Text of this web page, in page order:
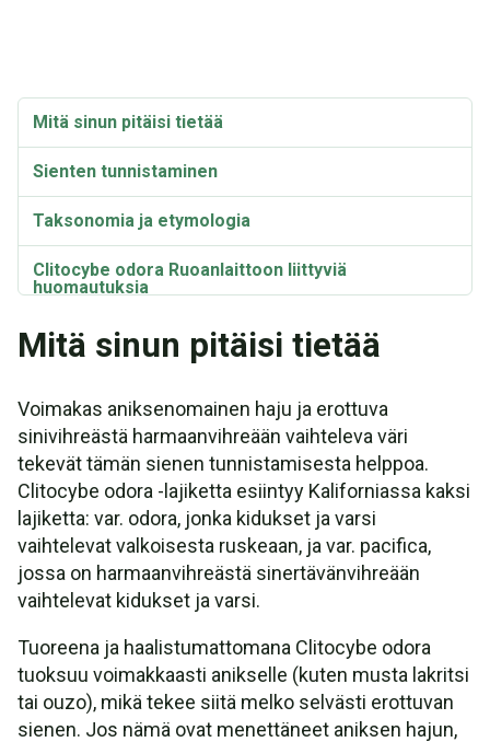
Mitä sinun pitäisi tietää
Sienten tunnistaminen
Taksonomia ja etymologia
Clitocybe odora Ruoanlaittoon liittyviä
huomautuksia
Mitä sinun pitäisi tietää
Voimakas aniksenomainen haju ja erottuva
sinivihreästä harmaanvihreään vaihteleva väri
tekevät tämän sienen tunnistamisesta helppoa.
Clitocybe odora -lajiketta esiintyy Kaliforniassa kaksi
lajiketta: var. odora, jonka kidukset ja varsi
vaihtelevat valkoisesta ruskeaan, ja var. pacifica,
jossa on harmaanvihreästä sinertävänvihreään
vaihtelevat kidukset ja varsi.
Tuoreena ja haalistumattomana Clitocybe odora
tuoksuu voimakkaasti anikselle (kuten musta lakritsi
tai ouzo), mikä tekee siitä melko selvästi erottuvan
sienen. Jos nämä ovat menettäneet aniksen hajun,